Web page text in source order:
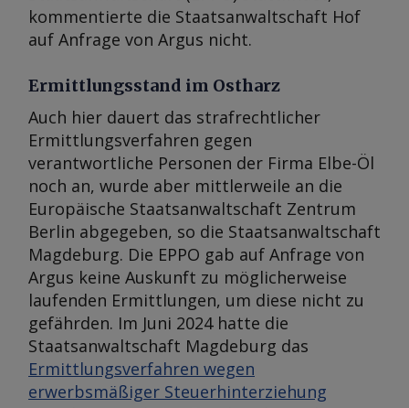
kommentierte die Staatsanwaltschaft Hof
auf Anfrage von Argus nicht.
Ermittlungsstand im Ostharz
Auch hier dauert das strafrechtlicher
Ermittlungsverfahren gegen
verantwortliche Personen der Firma Elbe-Öl
noch an, wurde aber mittlerweile an die
Europäische Staatsanwaltschaft Zentrum
Berlin abgegeben, so die Staatsanwaltschaft
Magdeburg. Die EPPO gab auf Anfrage von
Argus keine Auskunft zu möglicherweise
laufenden Ermittlungen, um diese nicht zu
gefährden. Im Juni 2024 hatte die
Staatsanwaltschaft Magdeburg das
Ermittlungsverfahren wegen
erwerbsmäßiger Steuerhinterziehung